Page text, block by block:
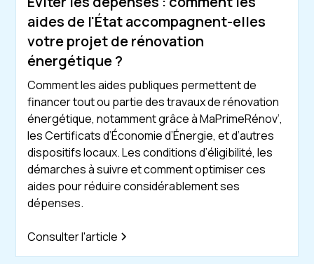
aides de l'État accompagnent-elles
votre projet de rénovation
énergétique ?
Comment les aides publiques permettent de
financer tout ou partie des travaux de rénovation
énergétique, notamment grâce à MaPrimeRénov’,
les Certificats d’Économie d’Énergie, et d’autres
dispositifs locaux. Les conditions d’éligibilité, les
démarches à suivre et comment optimiser ces
aides pour réduire considérablement ses
dépenses.
Consulter l'article